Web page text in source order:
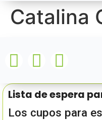
Catalina
Lista de espera
Los cupos para